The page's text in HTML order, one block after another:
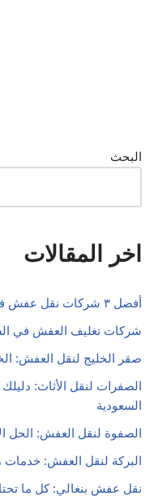
البحث
اخر المقالات
أفضل ٣ شركات نقل عفش في جدة لعام ٢٠٢٥ م
شركات تغليف العفش في
صقر الخليج لنقل العفش:
الصفرات لنقل الأثاث:
السعودية
الصفوة لنقل العفش: الحل
البركة لنقل العفش: خدمات
نقل عفش بنغالي: كل ما